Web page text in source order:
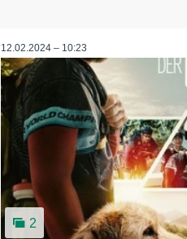
12.02.2024 – 10:23
2